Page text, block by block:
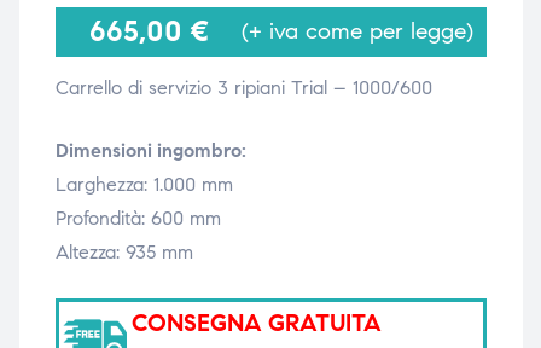
665,00 € (+ iva come per legge)
Carrello di servizio 3 ripiani Trial – 1000/600
Dimensioni ingombro:
Larghezza: 1.000 mm
Profondità: 600 mm
Altezza: 935 mm
CONSEGNA GRATUITA